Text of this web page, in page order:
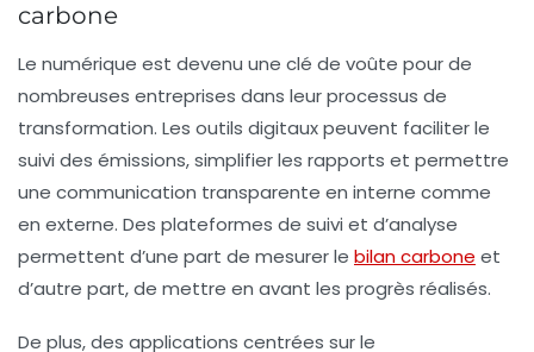
carbone
Le numérique est devenu une clé de voûte pour de
nombreuses entreprises dans leur processus de
transformation. Les outils digitauxpeuvent faciliter le
suivi des émissions, simplifier les rapports et permettre
une communication transparente en interne comme
en externe. Des plateformes de suivi et d’analyse
permettent d’une part de mesurer le bilan carbone et
d’autre part, de mettre en avant les progrès réalisés.
De plus, des applications centrées sur le